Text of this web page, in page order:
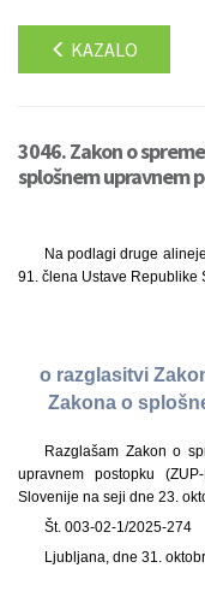
KAZALO
3046. Zakon o
splošnem upravnem
Na podlagi druge
91. člena Ustave Republike
o razglasitvi
Zakona o
Razglašam Zakon o
upravnem postopku
Slovenije na seji dne 23.
Št. 003-02-1/2025-274
Ljubljana, dne 31.